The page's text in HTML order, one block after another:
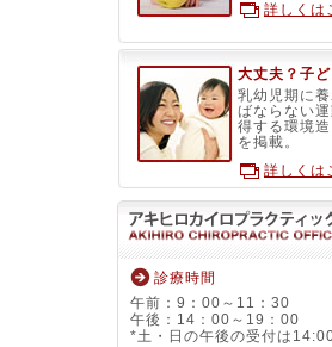
詳しくは
大丈夫？子
乳幼児期に
ばならない
得する環境
を掲載。
詳しくは
診療時間
午前：9：00～11：30
午後：14：00～19：00
*土・日の午後の受付は